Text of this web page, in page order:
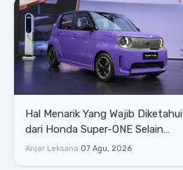
Hal Menarik Yang Wajib Diketahui
dari Honda Super-ONE Selain
Harga
Anjar Leksana 07 Agu, 2026